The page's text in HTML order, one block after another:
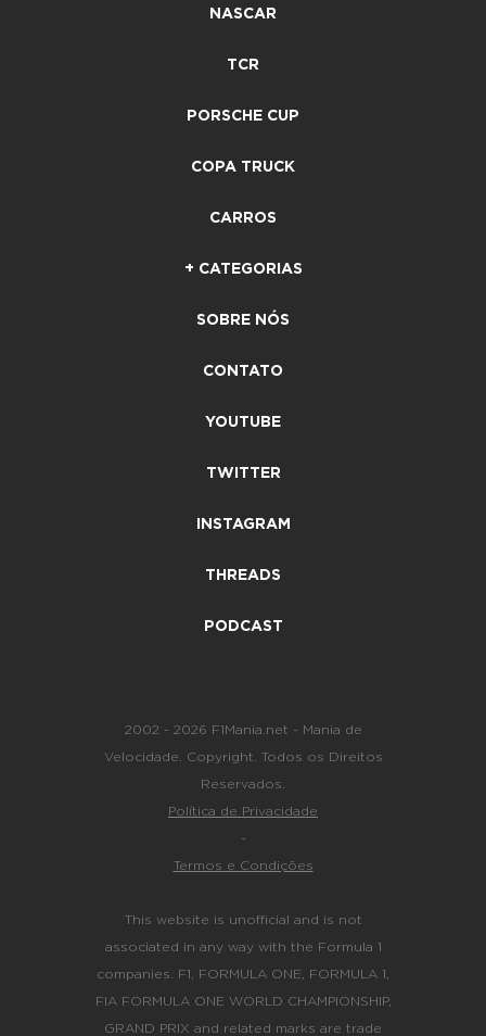
NASCAR
TCR
PORSCHE CUP
COPA TRUCK
CARROS
+ CATEGORIAS
SOBRE NÓS
CONTATO
YOUTUBE
TWITTER
INSTAGRAM
THREADS
PODCAST
2002 - 2026 F1Mania.net - Mania de
Velocidade. Copyright. Todos os Direitos
Reservados.
Política de Privacidade
-
Termos e Condições
This website is unofficial and is not
associated in any way with the Formula 1
companies. F1, FORMULA ONE, FORMULA 1,
FIA FORMULA ONE WORLD CHAMPIONSHIP,
GRAND PRIX and related marks are trade